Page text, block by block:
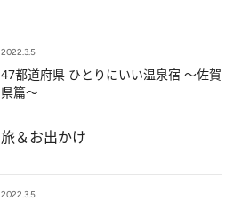
2022.3.5
47都道府県 ひとりにいい温泉宿 ～佐賀
県篇～
旅＆お出かけ
2022.3.5